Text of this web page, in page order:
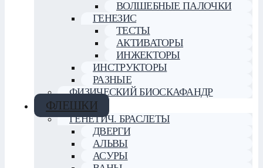
ВОЛШЕБНЫЕ ПАЛОЧКИ
ГЕНЕЗИС
ТЕСТЫ
АКТИВАТОРЫ
ИНЖЕКТОРЫ
ИНСТРУКТОРЫ
РАЗНЫЕ
ФИЗИЧЕСКИЙ БИОСКАФАНДР
ФЛЕШКИ
ГЕНЕТИЧ. БРАСЛЕТЫ
ДВЕРГИ
АЛЬВЫ
АСУРЫ